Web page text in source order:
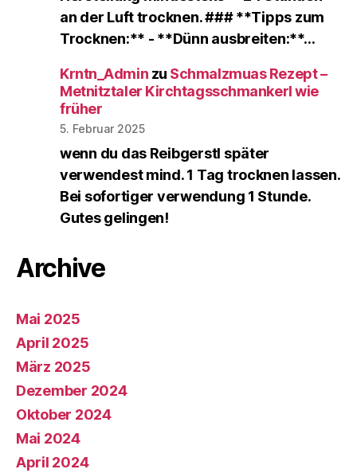
an der Luft trocknen. ### **Tipps zum
Trocknen:** - **Dünn ausbreiten:**…
Krntn_Admin zu Schmalzmuas Rezept –
Metnitztaler Kirchtagsschmankerl wie
früher
5. Februar 2025
wenn du das Reibgerstl später
verwendest mind. 1 Tag trocknen lassen.
Bei sofortiger verwendung 1 Stunde.
Gutes gelingen!
Archive
Mai 2025
April 2025
März 2025
Dezember 2024
Oktober 2024
Mai 2024
April 2024